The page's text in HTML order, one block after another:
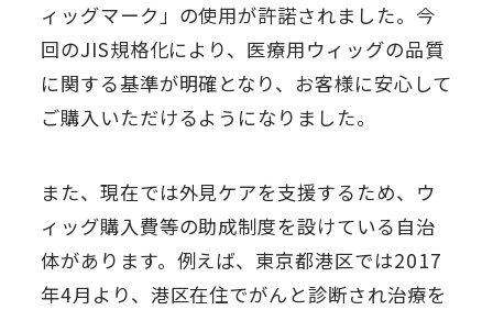
ィッグマーク」の使用が許諾されました。今
回のJIS規格化により、医療用ウィッグの品質
に関する基準が明確となり、お客様に安心して
ご購入いただけるようになりました。
また、現在では外見ケアを支援するため、ウ
ィッグ購入費等の助成制度を設けている自治
体があります。例えば、東京都港区では2017
年4月より、港区在住でがんと診断され治療を